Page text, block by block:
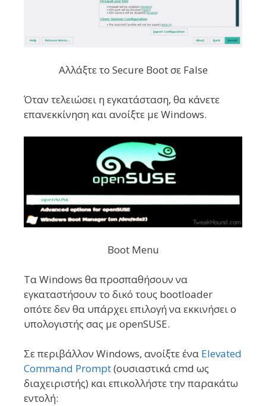
Αλλάξτε το Secure Boot σε False
Όταν τελειώσει η εγκατάσταση, θα κάνετε
επανεκκίνηση και ανοίξτε με Windows.
Boot Menu
Τα Windows θα προσπαθήσουν να
εγκαταστήσουν το δικό τους bootloader
οπότε δεν θα υπάρχει επιλογή να εκκινήσει ο
υπολογιστής σας με openSUSE.
Σε περιβάλλον Windows, ανοίξτε ένα Elevated
Command Prompt(ουσιαστικά cmd ως
διαχειριστής) και επικολλήστε την παρακάτω
εντολή: